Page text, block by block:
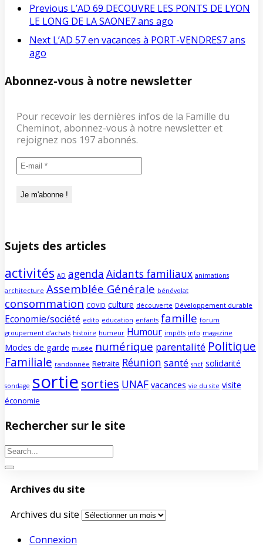
Previous L’AD 69 DECOUVRE LES PONTS DE LYON
LE LONG DE LA SAONE7 ans ago
Next L’AD 57 en vacances à PORT-VENDRES7 ans
ago
Abonnez-vous à notre newsletter
Pour recevoir les dernières infos de la Famille du
Cheminot, abonnez-vous à notre newsletter et
rejoignez nos 197 abonnés.
Sujets des articles
activités AD agenda Aidants familiaux animations
architecture Assemblée Générale bénévolat
consommation COVID culture découverte Développement durable
Economie/société edito education enfants famille forum
groupement d'achats histoire humeur Humour impôts info magazine
Modes de garde musée numérique parentalité Politique
Familiale randonnée Retraite Réunion santé sncf solidarité
sondage sortie sorties UNAF vacances vie du site visite
économie
Rechercher sur le site
Archives du site
Archives du site
Connexion